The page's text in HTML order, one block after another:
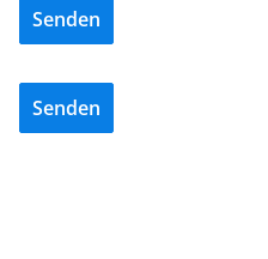
Senden
Senden